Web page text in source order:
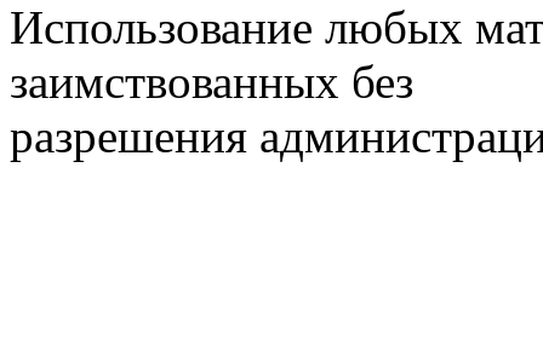
Использование любых
заимствованных без
разрешения